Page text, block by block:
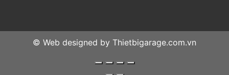
© Web designed by Thietbigarage.com.vn